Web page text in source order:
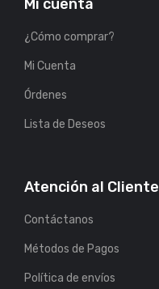
Mi cuenta
¿Cómo comprar?
Mi Cuenta
Órdenes
Lista de Deseos
Atención al Cliente
Contáctanos
Métodos de Pagos
Política de envíos